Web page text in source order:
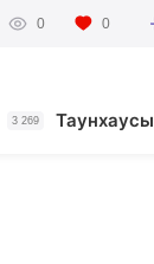
0 0
3 269 Таунхаусы